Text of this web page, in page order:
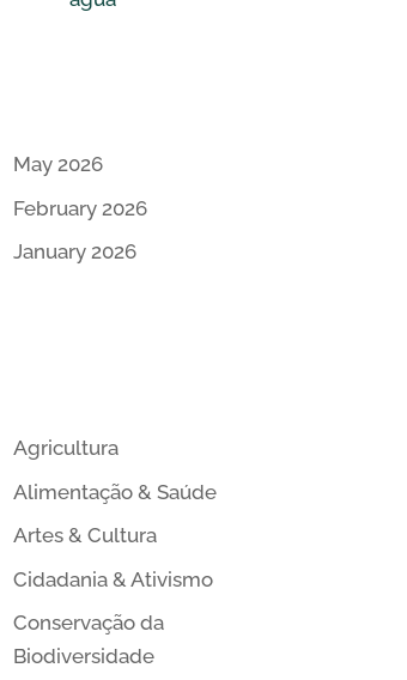
May 2026
February 2026
January 2026
Agricultura
Alimentação & Saúde
Artes & Cultura
Cidadania & Ativismo
Conservação da
Biodiversidade